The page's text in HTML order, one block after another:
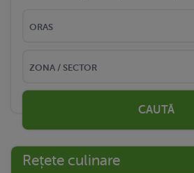
CAUTĂ
Rețete culinare